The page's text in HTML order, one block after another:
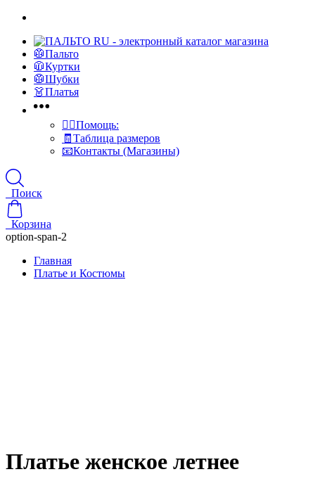
🥼Пальто
🧥Куртки
🥼Шубки
👗Платья
👍🏻Помощь:
🧾Таблица размеров
📧Контакты (Магазины)
Поиск
Корзина
option-span-2
Главная
Платье и Костюмы
Платье женское летнее